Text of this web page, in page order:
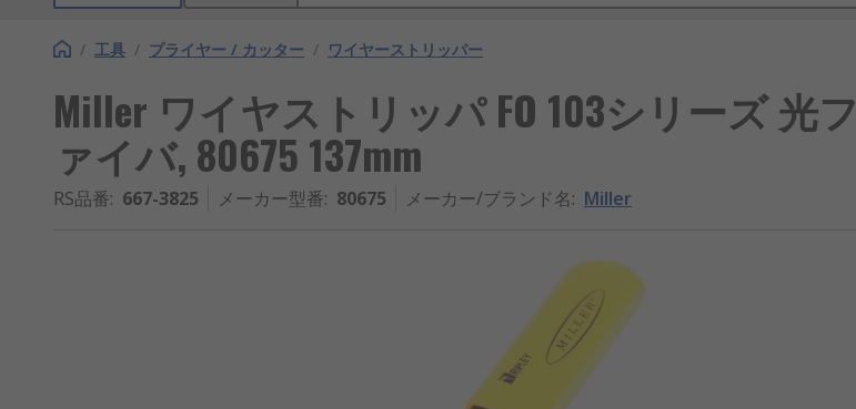
/ 工具 / プライヤー / カッター / ワイヤーストリッパー
Miller ワイヤストリッパ FO 103シリーズ 光フ
ァイバ, 80675 137mm
RS品番: 667-3825 メーカー型番: 80675 メーカー/ブランド名: Miller